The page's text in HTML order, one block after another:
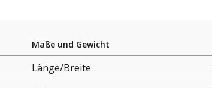
Maße und Gewicht
Länge/Breite